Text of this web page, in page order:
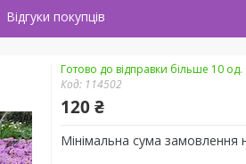
Відгуки покупців
Готово до відправки більше 10 од.
Код: 114502
120 ₴
Мінімальна сума замовлення